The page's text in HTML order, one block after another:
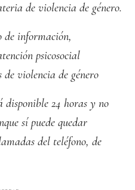
de violencia de género.
de información,
psicosocial
violencia de género
24 horas y no
sí puede quedar
del teléfono, de